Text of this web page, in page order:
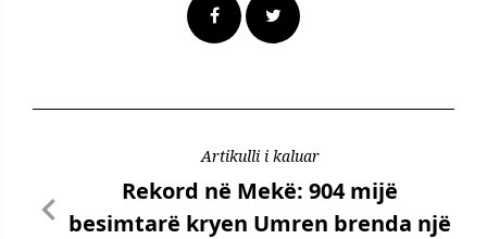
Artikulli i kaluar
Rekord në Mekë: 904 mijë
besimtarë kryen Umren brenda një